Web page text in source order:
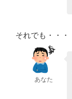
それでも・・・
あなた